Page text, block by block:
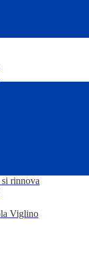
rinnova
Viglino